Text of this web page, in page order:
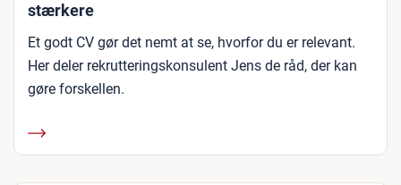
stærkere
Et godt CV gør det nemt at se, hvorfor du er relevant.
Her deler rekrutteringskonsulent Jens de råd, der kan
gøre forskellen.